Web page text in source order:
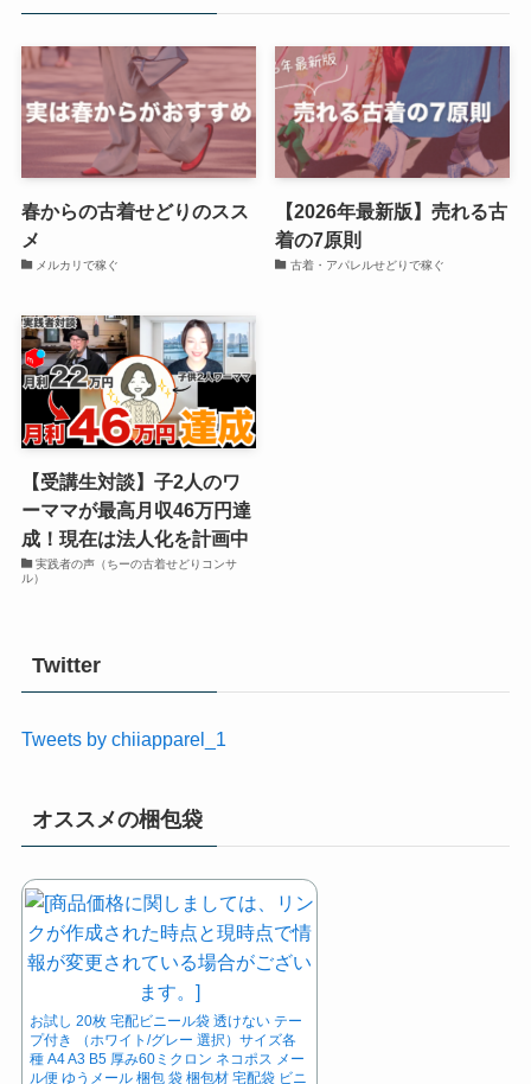
春からの古着せどりのスス
メ
メルカリで稼ぐ
【2026年最新版】売れる古
着の7原則
古着・アパレルせどりで稼ぐ
【受講生対談】子2人のワ
ーママが最高月収46万円達
成！現在は法人化を計画中
実践者の声（ちーの古着せどりコンサ
ル）
Twitter
Tweets by chiiapparel_1
オススメの梱包袋
お試し 20枚 宅配ビニール袋 透けない テー
プ付き （ホワイト/グレー 選択）サイズ各
種 A4 A3 B5 厚み60ミクロン ネコポス メー
ル便 ゆうメール 梱包 袋 梱包材 宅配袋 ビニ